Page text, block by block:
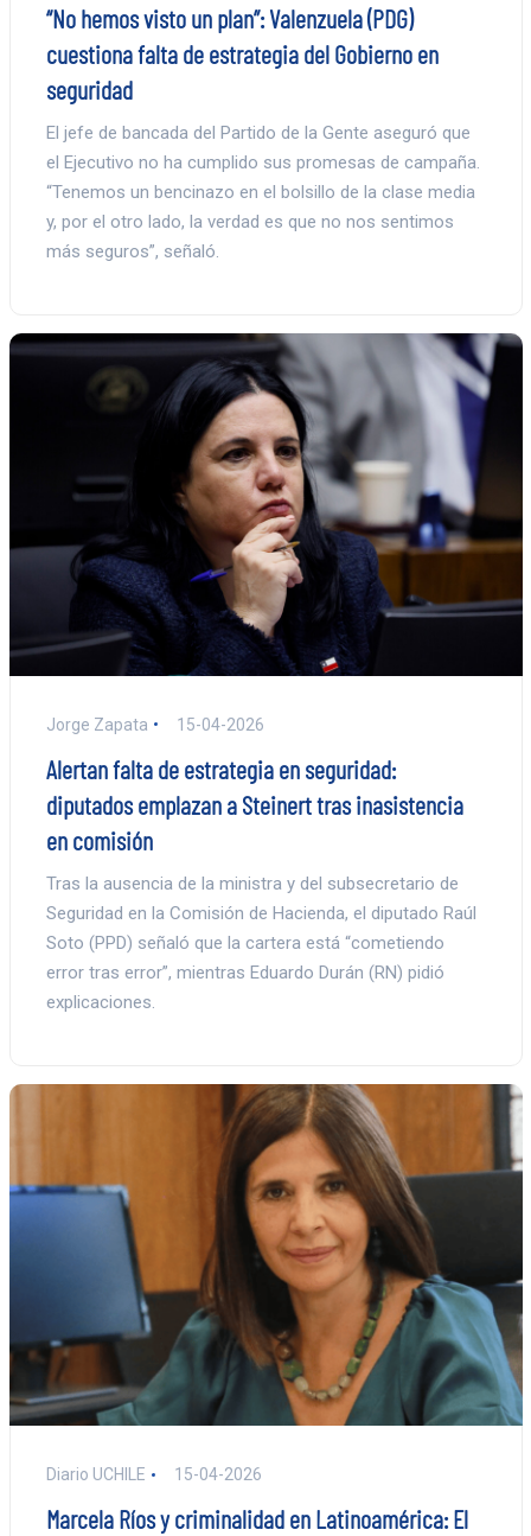
“No hemos visto un plan”: Valenzuela (PDG)
cuestiona falta de estrategia del Gobierno en
seguridad
El jefe de bancada del Partido de la Gente aseguró que
el Ejecutivo no ha cumplido sus promesas de campaña.
“Tenemos un bencinazo en el bolsillo de la clase media
y, por el otro lado, la verdad es que no nos sentimos
más seguros”, señaló.
Jorge Zapata 15-04-2026
Alertan falta de estrategia en seguridad:
diputados emplazan a Steinert tras inasistencia
en comisión
Tras la ausencia de la ministra y del subsecretario de
Seguridad en la Comisión de Hacienda, el diputado Raúl
Soto (PPD) señaló que la cartera está “cometiendo
error tras error”, mientras Eduardo Durán (RN) pidió
explicaciones.
Diario UCHILE 15-04-2026
Marcela Ríos y criminalidad en Latinoamérica: El